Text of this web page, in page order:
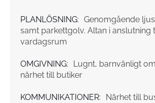
PLANLÖSNING: Genomgående
samt parkettgolv. Altan i anslutning
vardagsrum
OMGIVNING:
Lugnt, barnvänligt
närhet till butiker
KOMMUNIKATIONER:
Närhet till